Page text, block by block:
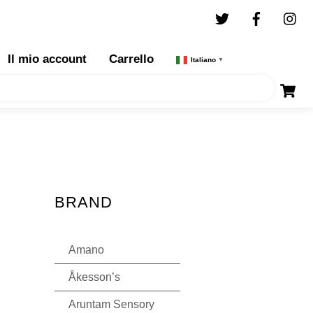
Twitter
Il mio account Carrello Italiano ▼
BRAND
Amano
Åkesson’s
Aruntam Sensory